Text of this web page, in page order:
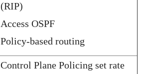
(RIP)
Access OSPF
Policy-based routing
Control Plane Policing set rate